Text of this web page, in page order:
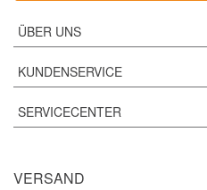
ÜBER UNS
KUNDENSERVICE
SERVICECENTER
VERSAND